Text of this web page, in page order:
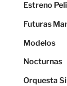
Estreno
Futuras
Modelos
Nocturnas
Orquesta